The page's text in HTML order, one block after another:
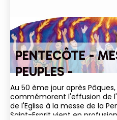
PENTECÔTE -
PEUPLES -
Au 50 ème jour après
commémorent l'effusion de
de l'Eglise à la messe de la
Saint-Esprit vient en